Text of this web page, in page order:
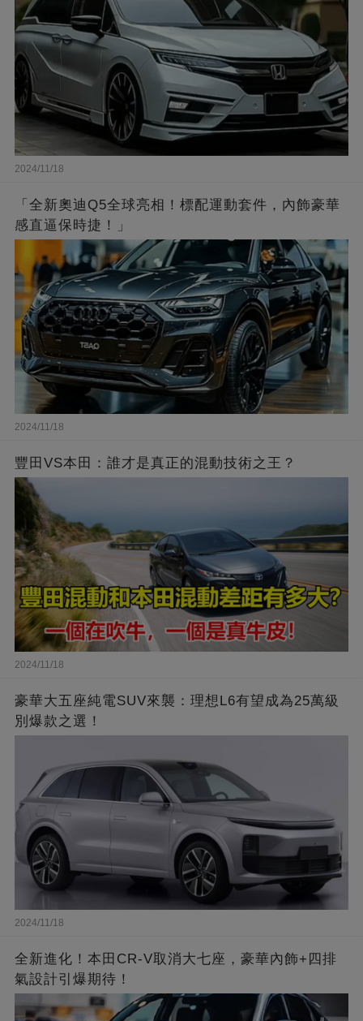
2024/11/18
「全新奧迪Q5全球亮相！標配運動套件，內飾豪華
感直逼保時捷！」
2024/11/18
豐田VS本田：誰才是真正的混動技術之王？
2024/11/18
豪華大五座純電SUV來襲：理想L6有望成為25萬級
別爆款之選！
2024/11/18
全新進化！本田CR-V取消大七座，豪華內飾+四排
氣設計引爆期待！